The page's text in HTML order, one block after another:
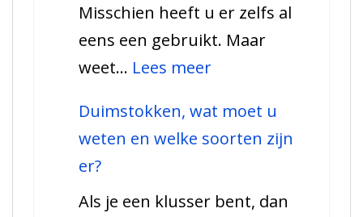
welke
soorten
zijn
Misschien heeft u er zelfs al
eens een gebruikt. Maar
weet… Lees meer:
ontsluiten
van
mysteries
Duimstokken, wat moet u
weten en welke soorten zijn
er?
Als je een klusser bent, dan